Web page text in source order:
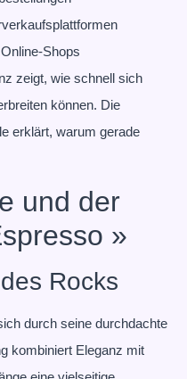
Shops
zeigt, wie schnell sich
können. Die
erklärt, warum gerade
und der
»
Rocks
durch seine durchdachte
kombiniert Eleganz mit